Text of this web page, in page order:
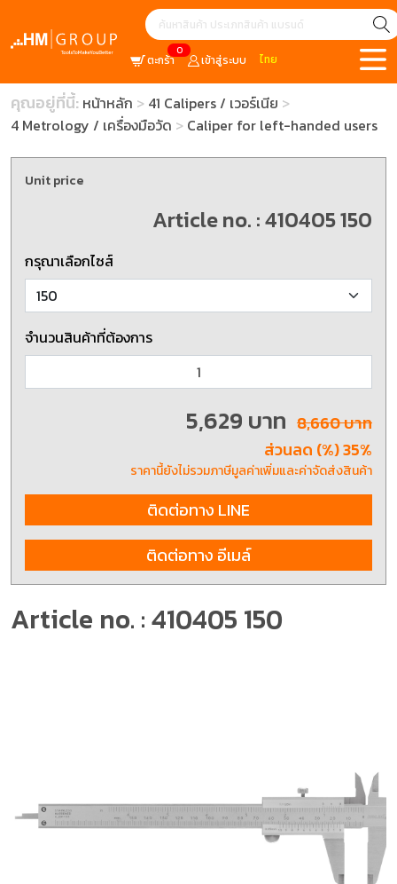
0
ตะกร้า เข้าสู่ระบบ ไทย
คุณอยู่ที่นี้: หน้าหลัก
41 Calipers / เวอร์เนีย
4 Metrology / เครื่องมือวัด
Caliper for left-handed users
Article no. : 410405 150
Unit price
Article no. : 410405 150
กรุณาเลือกไซส์
จำนวนสินค้าที่ต้องการ
5,629 บาท 8,660 บาท
ส่วนลด (%) 35%
ราคานี้ยังไม่รวมภาษีมูลค่าเพิ่มและค่าจัดส่งสินค้า
ติดต่อทาง LINE
ติดต่อทาง อีเมล์